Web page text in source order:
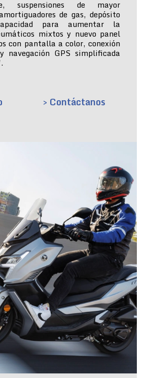
suspensiones de mayor
de gas, depósito
para aumentar la
mixtos y nuevo panel
con pantalla a color, conexión
navegación GPS simplificada
> Contáctanos